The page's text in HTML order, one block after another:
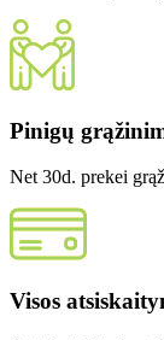
Pinigų
Net 30d. prekei
Visos